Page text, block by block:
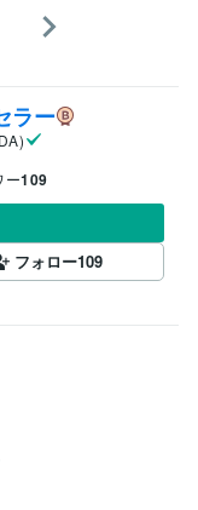
ラー
ー109
フォロー109